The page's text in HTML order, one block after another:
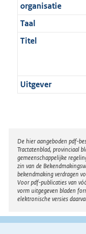
organisatie
Taal
Titel
Uitgever
Disclaimer
De hier aangeboden pdf-
Tractatenblad, provinciaal
gemeenschappelijke
zin van de
bekendmaking verdragen
Voor pdf-publicaties van
vorm uitgegeven bladen
elektronische versies